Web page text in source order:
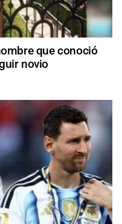
que conoció
novio